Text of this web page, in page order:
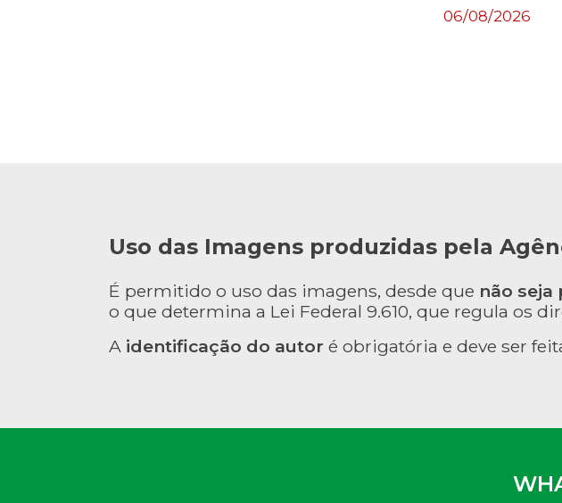
06/08/2026
Uso das Imagens produzidas pela
É permitido o uso das imagens, desde que não
o que determina a Lei Federal 9.610, que regula os
A identificação do autor é obrigatória e deve ser